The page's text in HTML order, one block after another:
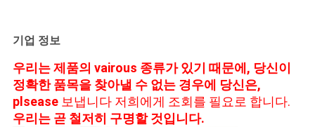
기업 정보
우리는 제품의 vairous 종류가 있기 때문에, 당신이
정확한 품목을 찾아낼 수 없는 경우에 당신은,
plsease보냅니다 저희에게 조회를 필요로 합니다.
우리는 곧 철저히 구명할 것입니다.